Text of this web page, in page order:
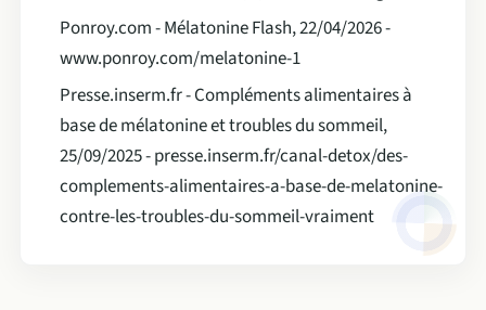
Ponroy.com - Mélatonine Flash, 22/04/2026 -
www.ponroy.com/melatonine-1
Presse.inserm.fr - Compléments alimentaires à
base de mélatonine et troubles du sommeil,
25/09/2025 - presse.inserm.fr/canal-detox/des-
complements-alimentaires-a-base-de-melatonine-
contre-les-troubles-du-sommeil-vraiment